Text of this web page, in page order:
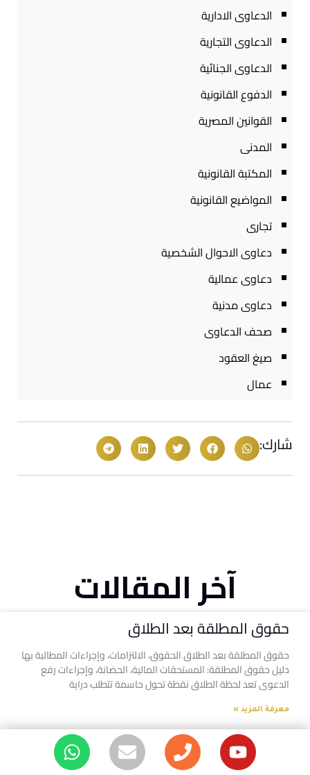
الدعاوى الادارية
الدعاوى التجارية
الدعاوى الجنائية
الدفوع القانونية
القوانين المصرية
المدنى
المكتبة القانونية
المواضيع القانونية
تجارى
دعاوى الاحوال الشخصية
دعاوى عمالية
دعاوى مدنية
صحف الدعاوى
صيغ العقود
عمال
شارك:
آخر المقالات
حقوق المطلقة بعد الطلاق
حقوق المطلقة بعد الطلاق الحقوق، الالتزامات، وإجراءات المطالبة بها
دليل حقوق المطلقة: المستحقات المالية، الحضانة، وإجراءات رفع
الدعوى تعد لحظة الطلاق نقطة تحول حاسمة تتطلب دراية
معرفة المزيد »